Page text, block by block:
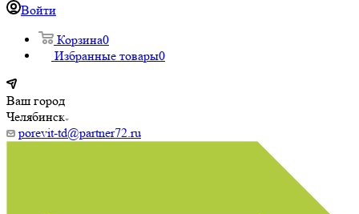
Войти
Корзина0
Избранные товары0
Ваш город
Челябинск
porevit-td@partner72.ru